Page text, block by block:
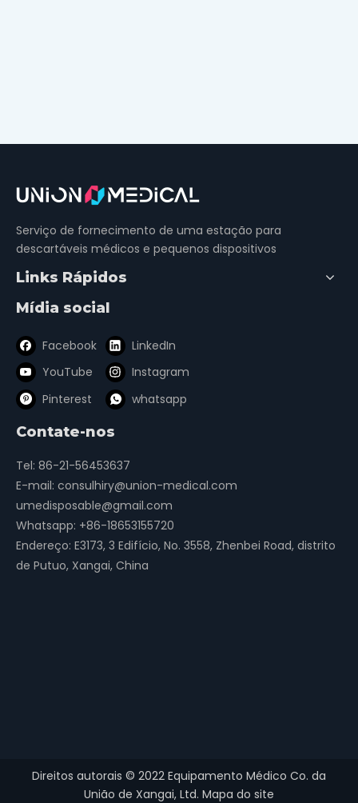
Serviço de fornecimento de uma estação para
descartáveis ​​médicos e pequenos dispositivos
Links Rápidos
Mídia social
Facebook
LinkedIn
YouTube
Instagram
Pinterest
whatsapp
Contate-nos
Tel: 86-21-56453637
E-mail: consulhiry@union-medical.com
umedisposable@gmail.com
Whatsapp: +86-18653155720
Endereço: E3173, 3 Edifício, No. 3558, Zhenbei Road, distrito
de Putuo, Xangai, China
Direitos autorais © 2022 Equipamento Médico Co. da
União de Xangai, Ltd. Mapa do site